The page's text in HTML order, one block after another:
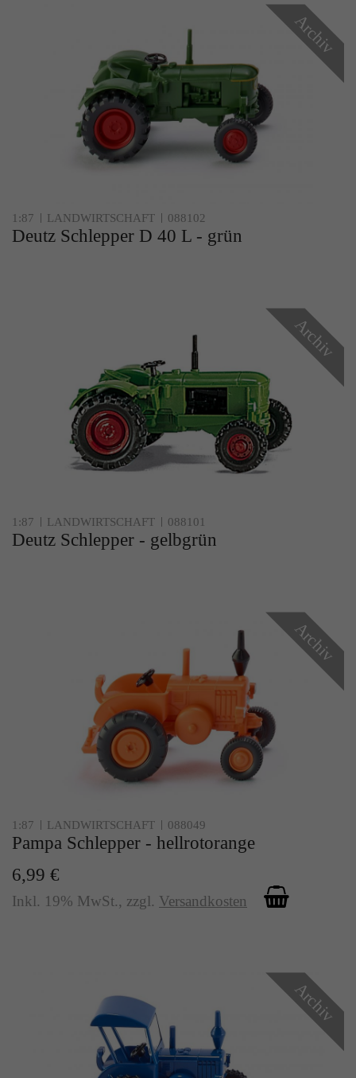
Archiv
1:87 LANDWIRTSCHAFT 088102
Deutz Schlepper D 40 L - grün
Archiv
1:87 LANDWIRTSCHAFT 088101
Deutz Schlepper - gelbgrün
Archiv
1:87 LANDWIRTSCHAFT 088049
Pampa Schlepper - hellrotorange
6,99 €
Inkl. 19% MwSt., zzgl. Versandkosten
Archiv